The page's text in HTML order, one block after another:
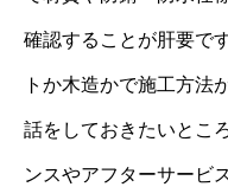
確認することが肝要で
トか木造かで施工方法
話をしておきたいとこ
ンスやアフターサービ